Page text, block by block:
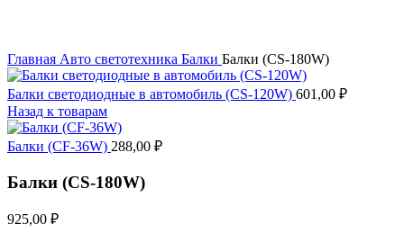
Главная Авто светотехника Балки Балки (CS-180W)
Балки светодиодные в автомобиль (CS-120W) 601,00 ₽
Назад к товарам
Балки (CF-36W) 288,00 ₽
Балки (CS-180W)
925,00 ₽